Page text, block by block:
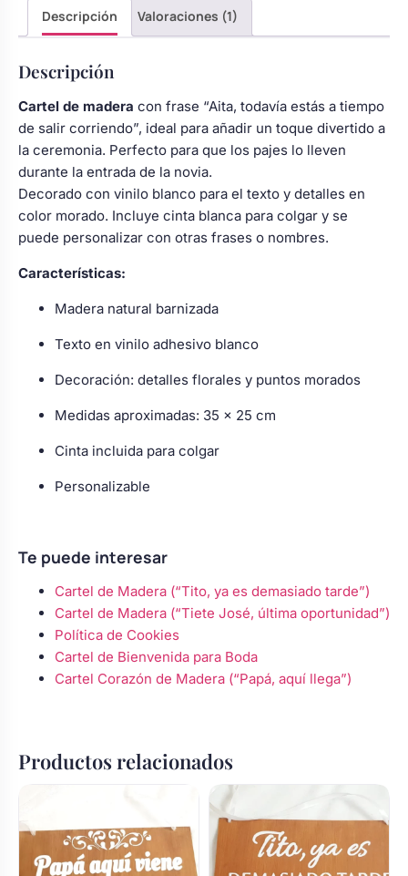
Descripción Valoraciones (1)
Descripción
Cartel de madera con frase “Aita, todavía estás a tiempo
de salir corriendo”, ideal para añadir un toque divertido a
la ceremonia. Perfecto para que los pajes lo lleven
durante la entrada de la novia.
Decorado con vinilo blanco para el texto y detalles en
color morado. Incluye cinta blanca para colgar y se
puede personalizar con otras frases o nombres.
Características:
Madera natural barnizada
Texto en vinilo adhesivo blanco
Decoración: detalles florales y puntos morados
Medidas aproximadas: 35 x 25 cm
Cinta incluida para colgar
Personalizable
Te puede interesar
Cartel de Madera (“Tito, ya es demasiado tarde”)
Cartel de Madera (“Tiete José, última oportunidad”)
Política de Cookies
Cartel de Bienvenida para Boda
Cartel Corazón de Madera (“Papá, aquí llega”)
Productos relacionados